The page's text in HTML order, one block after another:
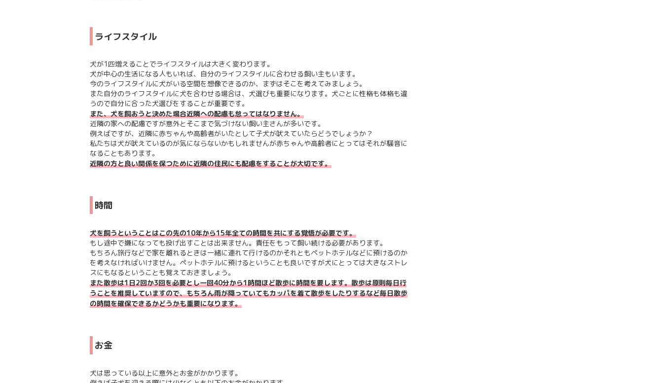
ライフスタイル
犬が1匹増えることでライフスタイルは大きく変わります。
犬が中心の生活になる人もいれば、自分のライフスタイルに合わせる飼い主もいます。
今のライフスタイルに犬がいる空間を想像できるのか、まずはそこを考えてみましょう。
また自分のライフスタイルに犬を合わせる場合は、犬選びも重要になります。犬ごとに性格も体格も違
うので自分に合った犬選びをすることが重要です。
また、犬を飼おうと決めた場合近隣への配慮も怠ってはなりません。
近隣の家への配慮ですが意外とそこまで気づけない飼い主さんが多いです。
例えばですが、近隣に赤ちゃんや高齢者がいたとして子犬が吠えていたらどうでしょうか？
私たちは犬が吠えているのが気にならないかもしれませんが赤ちゃんや高齢者にとってはそれが騒音に
なることもあります。
近隣の方と良い関係を保つために近隣の住民にも配慮をすることが大切です。
時間
犬を飼うということはこの先の10年から15年全ての時間を共にする覚悟が必要です。
もし途中で嫌になっても投げ出すことは出来ません。責任をもって飼い続ける必要があります。
もちろん旅行などで家を離れるときは一緒に連れて行けるのかそれともペットホテルなどに預けるのか
を考えなければいけません。ペットホテルに預けるということも良いですが犬にとっては大きなストレ
スにもなるということも覚えておきましょう。
また散歩は1日2回か3回を必要とし一回40分から1時間ほど散歩に時間を要します。散歩は原則毎日行
うことを推奨していますので、もちろん雨が降っていてもカッパを着て散歩をしたりするなど毎日散歩
の時間を確保できるかどうかも重要になります。
お金
犬は思っている以上に意外とお金がかかります。